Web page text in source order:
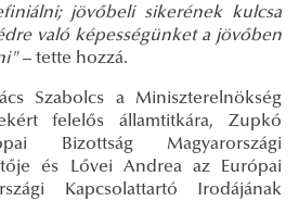
jövőbeli sikerének kulcsa
való képességünket a jövőben
– tette hozzá.
Szabolcs a Miniszterelnökség
felelős államtitkára, Zupkó
Bizottság Magyarországi
és Lővei Andrea az Európai
Kapcsolattartó Irodájának